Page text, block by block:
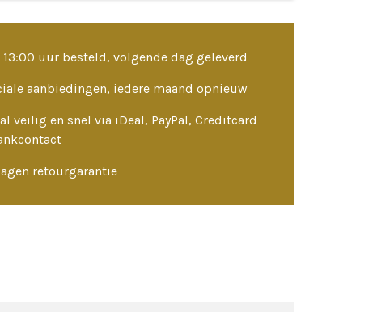
13:00 uur besteld, volgende dag geleverd
aanbiedingen, iedere maand opnieuw
veilig en snel via iDeal, PayPal, Creditcard
retourgarantie